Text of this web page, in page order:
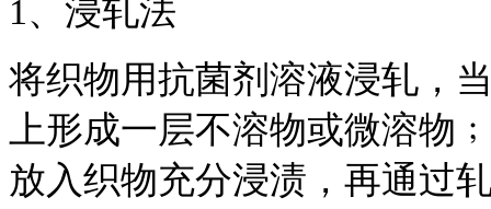
1、浸轧法
将织物用抗菌剂溶液浸轧，
上形成一层不溶物或微溶物
放入织物充分浸渍，再通过